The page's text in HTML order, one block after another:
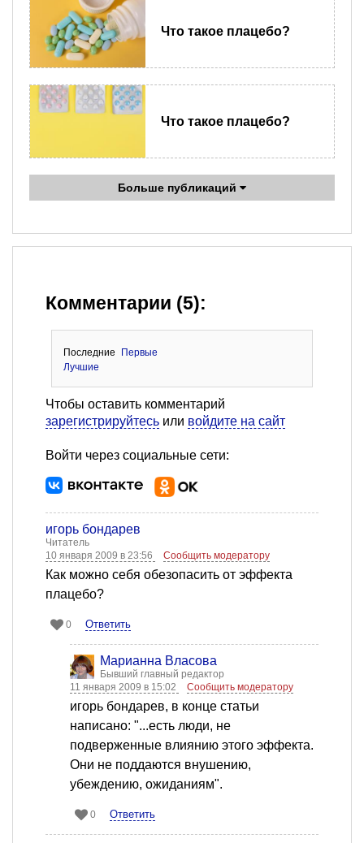
Что такое плацебо?
Что такое плацебо?
Больше публикаций
Комментарии (5):
Последние
Первые
Лучшие
Чтобы оставить комментарий
зарегистрируйтесь или войдите на сайт
Войти через социальные сети:
игорь бондарев
Читатель
10 января 2009 в 23:56
Сообщить модератору
Как можно себя обезопасить от эффекта
плацебо?
0 Ответить
Марианна Власова
Бывший главный редактор
11 января 2009 в 15:02
Сообщить модератору
игорь бондарев, в конце статьи
написано: "...есть люди, не
подверженные влиянию этого эффекта.
Они не поддаются внушению,
убеждению, ожиданиям".
0 Ответить